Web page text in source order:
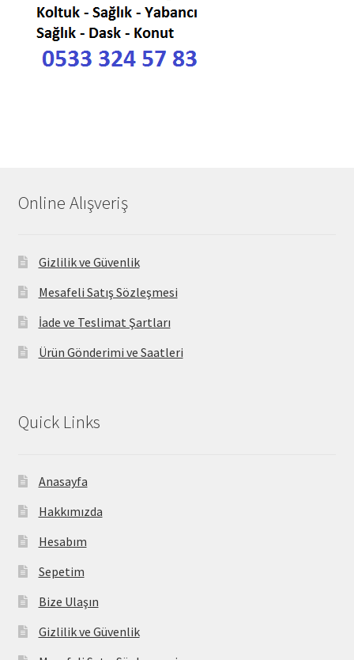
Online Alışveriş
Gizlilik ve Güvenlik
Mesafeli Satış Sözleşmesi
İade ve Teslimat Şartları
Ürün Gönderimi ve Saatleri
Quick Links
Anasayfa
Hakkımızda
Hesabım
Sepetim
Bize Ulaşın
Gizlilik ve Güvenlik